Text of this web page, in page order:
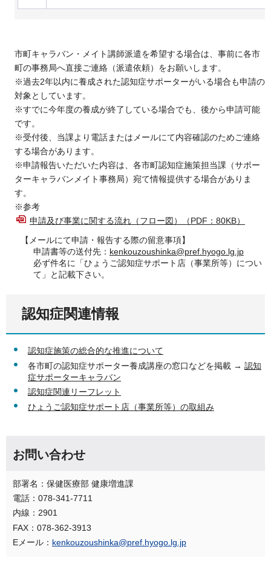
市町キャラバン・メイト講師派遣を希望する場合は、事前に各市
町の事務局へ直接ご連絡（派遣依頼）をお願いします。
※過去2年以内に養成された認知症サポーターがいる場合も申請の
対象としています。
※すでに今年度の養成が終了している場合でも、後から申請可能
です。
※受付後、当課より電話またはメールにて内容確認のためご連絡
する場合があります。
※申請報告いただいた内容は、各市町認知症施策担当課（サポー
ターキャラバンメイト事務局）宛て情報提供する場合がありま
す。
※参考
申請及び事業に関する流れ（フロー図）（PDF：80KB）
【メールにて申請・報告する際の留意事項】
申請書等の送付先： kenkouzoushinka@pref.hyogo.lg.jp
必ず件名に「ひょうご認知症サポート店（事業所等）につい
て」と記載下さい。
認知症関連情報
認知症施策の総合的な推進について
各市町の認知症サポーター養成講座の窓口などを掲載 → 認知
症サポーターキャラバン
認知症関連リーフレット
ひょうご認知症サポート店（事業所等）の取組み
お問い合わせ
部署名：保健医療部 健康増進課
電話：078-341-7711
内線：2901
FAX：078-362-3913
Eメール： kenkouzoushinka@pref.hyogo.lg.jp